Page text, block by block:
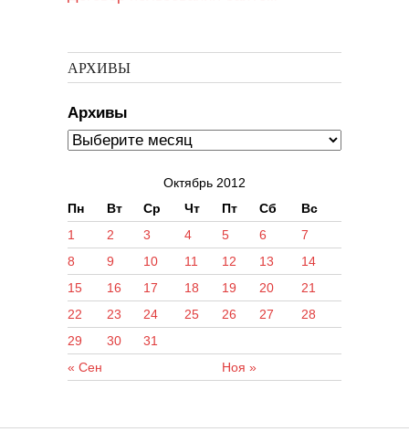
АРХИВЫ
Архивы
Октябрь 2012
Пн
Вт Ср Чт Пт Сб Вс
« Сен Ноя »
1 2 3 4 5 6
7
8
9 10 11 12 13
14
15
16 17 18 19 20
21
22
23 24 25 26 27
28
29
30 31